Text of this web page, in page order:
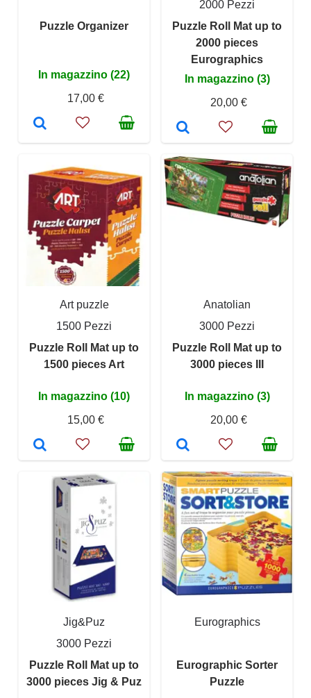
Puzzle Organizer
In magazzino (22)
17,00 €
2000 Pezzi
Puzzle Roll Mat up to
2000 pieces
Eurographics
In magazzino (3)
20,00 €
Art puzzle
1500 Pezzi
Puzzle Roll Mat up to
1500 pieces Art
In magazzino (10)
15,00 €
Anatolian
3000 Pezzi
Puzzle Roll Mat up to
3000 pieces III
In magazzino (3)
20,00 €
Jig&Puz
3000 Pezzi
Puzzle Roll Mat up to
3000 pieces Jig & Puz
Eurographics
Eurographic Sorter
Puzzle